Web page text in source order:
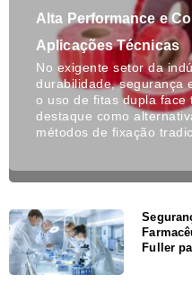
Alta Performance e
Aplicações Técnicas
No exigente setor da
durabilidade, segurança
o uso de fitas dupla face
destaque como
métodos de fixação
Fuller